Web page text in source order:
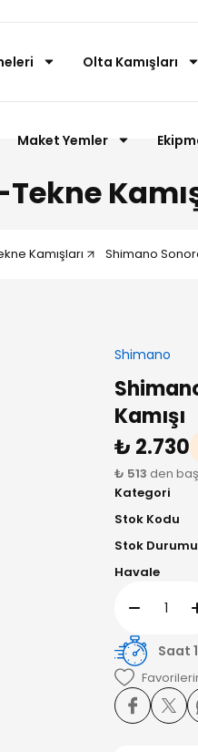
Olta Kamışları
Maket Yemler
Kamışları Shimano
Shimano
Kamışı
₺ 2.730
₺ 513 den
Kategori
Stok Kodu
Stok Durumu
Havale
Saat